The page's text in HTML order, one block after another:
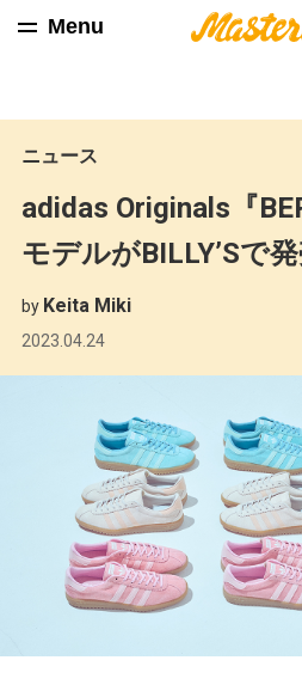
Menu
ニュース
adidas Originals『
モデルがBILLY’Sで
by Keita Miki
2023.04.24